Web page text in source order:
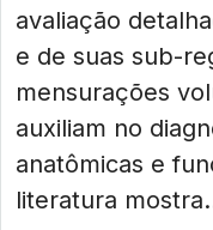
avaliação
e de suas sub-
mensurações
auxiliam no
anatômicas e
literatura